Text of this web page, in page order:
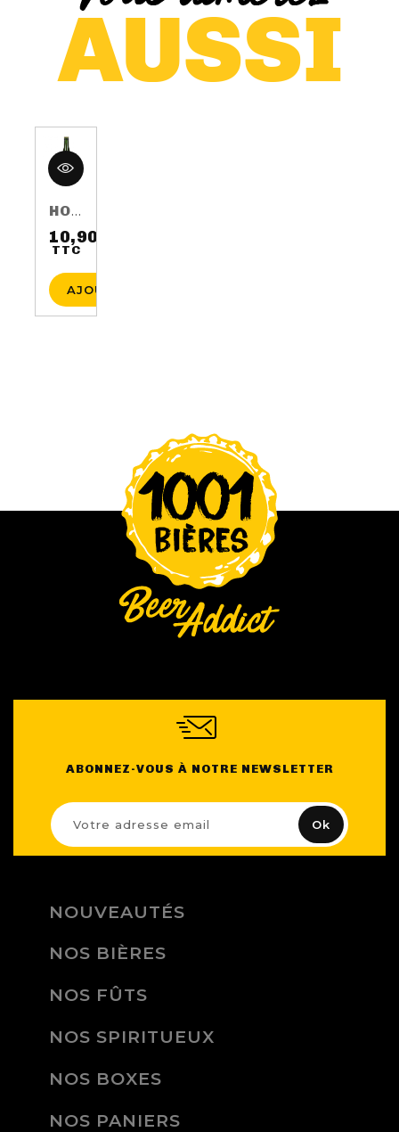
HOP HARVEST 2016 75CL 5.5%
10,90 €
TTCPrix
AJOUTER AU PANIER
ABONNEZ-VOUS À NOTRE NEWSLETTER
NOUVEAUTÉS
NOS BIÈRES
NOS FÛTS
NOS SPIRITUEUX
NOS BOXES
NOS PANIERS